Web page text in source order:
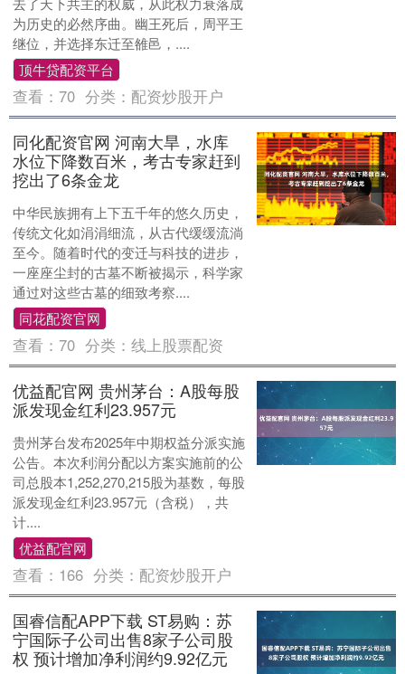
为历史的必然序曲。幽王死后，周平王
继位，并选择东迁至雒邑，....
顶牛贷配资平台
查看：70 分类： 配资炒股开户
同化配资官网 河南大旱，水库
水位下降数百米，考古专家赶到
挖出了6条金龙
中华民族拥有上下五千年的悠久历史，
传统文化如涓涓细流，从古代缓缓流淌
至今。随着时代的变迁与科技的进步，
一座座尘封的古墓不断被揭示，科学家
通过对这些古墓的细致考察....
同花配资官网
查看：70 分类：线上股票配资
优益配官网 贵州茅台：A股每股
派发现金红利23.957元
贵州茅台发布2025年中期权益分派实施
公告。本次利润分配以方案实施前的公
司总股本1,252,270,215股为基数，每股
派发现金红利23.957元（含税），共
计....
优益配官网
查看： 166 分类： 配资炒股开户
国睿信配APP下载 ST易购：苏
宁国际子公司出售8家子公司股
权 预计增加净利润约9.92亿元